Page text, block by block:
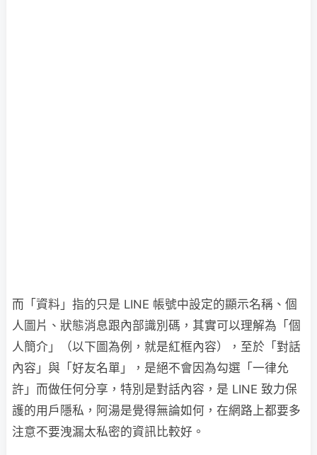
而「資料」指的只是 LINE 帳號中設定的顯示名稱、個
人圖片、狀態消息跟內部識別碼，其實可以理解為「個
人簡介」（以下圖為例，就是紅框內容），至於「對話
內容」與「好友名單」，是絕不會因為勾選「一律允
許」而做任何分享，特別是對話內容，是 LINE 致力保
護的用戶隱私，阿湯是覺得無論如何，在網路上都要多
注意不要洩漏太私密的資訊比較好。